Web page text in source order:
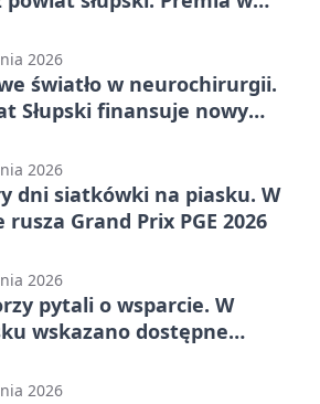
2026
światło w neurochirurgii.
Słupski finansuje nowy
2026
dni siatkówki na piasku. W
rusza Grand Prix PGE 2026
2026
pytali o wsparcie. W
wskazano dostępne
2026